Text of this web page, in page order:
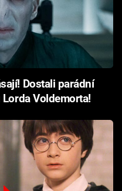
Dostali parádní
Voldemorta!